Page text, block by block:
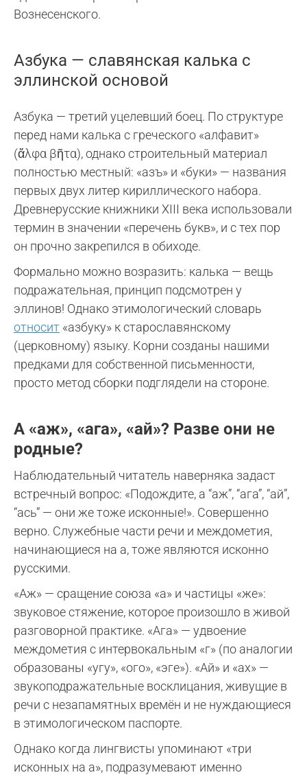
Вознесенского.
Азбука — славянская калька с
эллинской основой
Азбука — третий уцелевший боец. По структуре
перед нами калька с греческого «алфавит»
(ἄλφα βῆτα), однако строительный материал
полностью местный: «азъ» и «буки» — названия
первых двух литер кириллического набора.
Древнерусские книжники XIII века использовали
термин в значении «перечень букв», и с тех пор
он прочно закрепился в обиходе.
Формально можно возразить: калька — вещь
подражательная, принцип подсмотрен у
эллинов! Однако этимологический словарь
относит «азбуку» к старославянскому
(церковному) языку. Корни созданы нашими
предками для собственной письменности,
просто метод сборки подглядели на стороне.
А «аж», «ага», «ай»? Разве они не
родные?
Наблюдательный читатель наверняка задаст
встречный вопрос: «Подождите, а “аж”, “ага”, “ай”,
“ась” — они же тоже исконные!». Совершенно
верно. Служебные части речи и междометия,
начинающиеся на а, тоже являются исконно
русскими.
«Аж» — сращение союза «а» и частицы «же»:
звуковое стяжение, которое произошло в живой
разговорной практике. «Ага» — удвоение
междометия с интервокальным «г» (по аналогии
образованы «угу», «ого», «эге»). «Ай» и «ах» —
звукоподражательные восклицания, живущие в
речи с незапамятных времён и не нуждающиеся
в этимологическом паспорте.
Однако когда лингвисты упоминают «три
исконных на а», подразумевают именно